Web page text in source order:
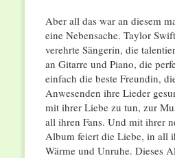
Aber all das war an diesem
eine Nebensache. Taylor
verehrte Sängerin, die
an Gitarre und Piano, die
einfach die beste Freundin,
Anwesenden ihre Lieder
mit ihrer Liebe zu tun, zur
all ihren Fans. Und mit ihrer
Album feiert die Liebe, in all
Wärme und Unruhe. Dieses